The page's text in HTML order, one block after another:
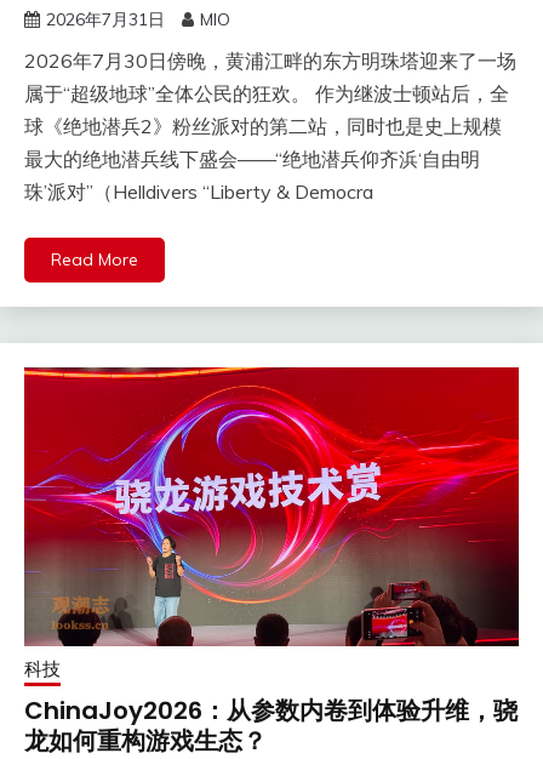
2026年7月31日 MIO
2026年7月30日傍晚，黄浦江畔的东方明珠塔迎来了一场
属于“超级地球”全体公民的狂欢。 作为继波士顿站后，全
球《绝地潜兵2》粉丝派对的第二站，同时也是史上规模
最大的绝地潜兵线下盛会——“绝地潜兵仰齐浜‘自由明
珠’派对”（Helldivers “Liberty & Democra
Read More
科技
ChinaJoy2026：从参数内卷到体验升维，骁
龙如何重构游戏生态？